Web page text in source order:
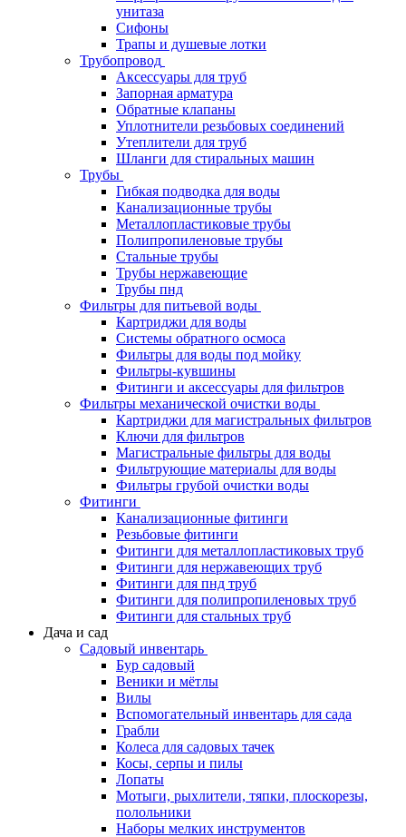
унитаза
Сифоны
Трапы и душевые лотки
Трубопровод
Аксессуары для труб
Запорная арматура
Обратные клапаны
Уплотнители резьбовых соединений
Утеплители для труб
Шланги для стиральных машин
Трубы
Гибкая подводка для воды
Канализационные трубы
Металлопластиковые трубы
Полипропиленовые трубы
Стальные трубы
Трубы нержавеющие
Трубы пнд
Фильтры для питьевой воды
Картриджи для воды
Системы обратного осмоса
Фильтры для воды под мойку
Фильтры-кувшины
Фитинги и аксессуары для фильтров
Фильтры механической очистки воды
Картриджи для магистральных фильтров
Ключи для фильтров
Магистральные фильтры для воды
Фильтрующие материалы для воды
Фильтры грубой очистки воды
Фитинги
Канализационные фитинги
Резьбовые фитинги
Фитинги для металлопластиковых труб
Фитинги для нержавеющих труб
Фитинги для пнд труб
Фитинги для полипропиленовых труб
Фитинги для стальных труб
Дача и сад
Садовый инвентарь
Бур садовый
Веники и мётлы
Вилы
Вспомогательный инвентарь для сада
Грабли
Колеса для садовых тачек
Косы, серпы и пилы
Лопаты
Мотыги, рыхлители, тяпки, плоскорезы,
полольники
Наборы мелких инструментов